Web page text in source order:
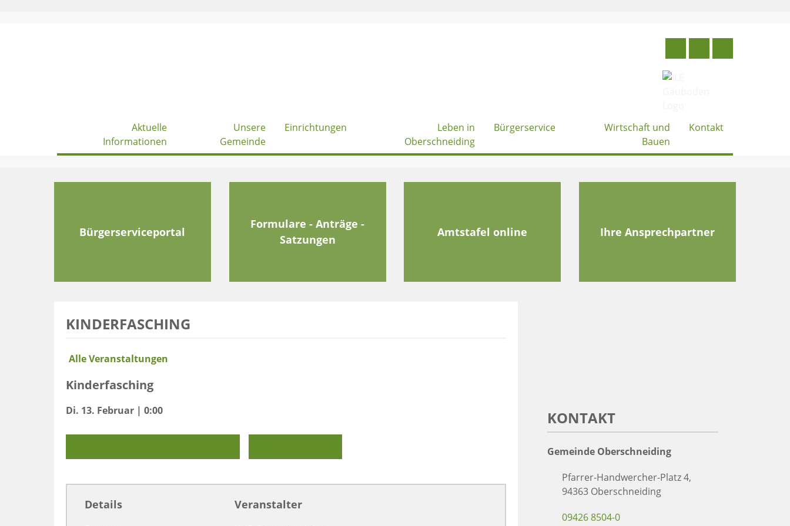
Aktuelle
Informationen
Unsere
Gemeinde
Einrichtungen
Leben in
Oberschneiding
Bürgerservice
Wirtschaft und
Bauen
Kontakt
Bürgerserviceportal
Formulare - Anträge -
Satzungen
Amtstafel online Ihre Ansprechpartner
KINDERFASCHING
Alle Veranstaltungen
Kinderfasching
Di. 13. Februar | 0:00
Details Veranstalter
KONTAKT
Gemeinde Oberschneiding
Pfarrer-Handwercher-Platz 4,
94363 Oberschneiding
09426 8504-0